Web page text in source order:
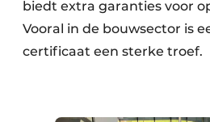
biedt extra garanties voor
Vooral in de bouwsector is
certificaat een sterke troef.